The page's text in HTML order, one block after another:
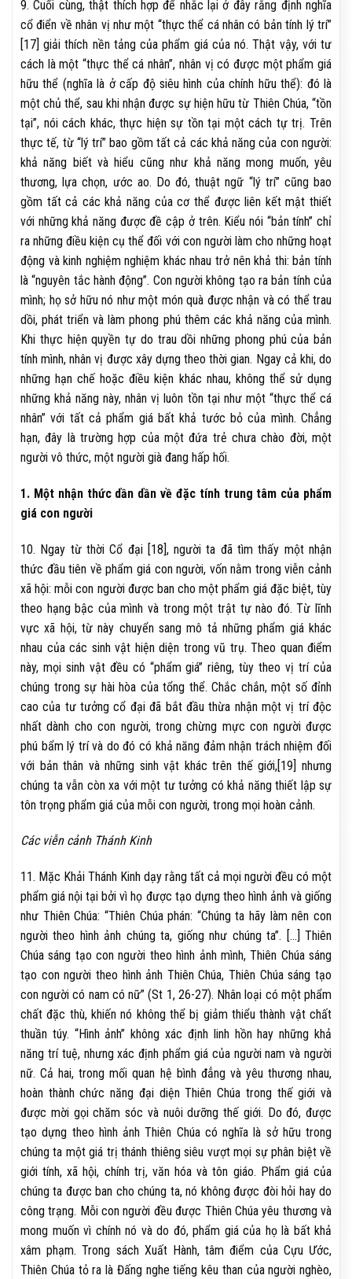
9. Cuối cùng, thật thích hợp để nhắc lại ở đây rằng định nghĩa
cổ điển về nhân vị như một “thực thể cá nhân có bản tính lý trí”
[17] giải thích nền tảng của phẩm giá của nó. Thật vậy, với tư
cách là một “thực thể cá nhân”, nhân vị có được một phẩm giá
hữu thể (nghĩa là ở cấp độ siêu hình của chính hữu thể): đó là
một chủ thể, sau khi nhận được sự hiện hữu từ Thiên Chúa, “tồn
tại”, nói cách khác, thực hiện sự tồn tại một cách tự trị. Trên
thực tế, từ “lý trí” bao gồm tất cả các khả năng của con người:
khả năng biết và hiểu cũng như khả năng mong muốn, yêu
thương, lựa chọn, ước ao. Do đó, thuật ngữ “lý trí” cũng bao
gồm tất cả các khả năng của cơ thể được liên kết mật thiết
với những khả năng được đề cập ở trên. Kiểu nói “bản tính” chỉ
ra những điều kiện cụ thể đối với con người làm cho những hoạt
động và kinh nghiệm nghiệm khác nhau trở nên khả thi: bản tính
là “nguyên tắc hành động”. Con người không tạo ra bản tính của
mình; họ sở hữu nó như một món quà được nhận và có thể trau
dồi, phát triển và làm phong phú thêm các khả năng của mình.
Khi thực hiện quyền tự do trau dồi những phong phú của bản
tính mình, nhân vị được xây dựng theo thời gian. Ngay cả khi, do
những hạn chế hoặc điều kiện khác nhau, không thể sử dụng
những khả năng này, nhân vị luôn tồn tại như một “thực thể cá
nhân” với tất cả phẩm giá bất khả tước bỏ của mình. Chẳng
hạn, đây là trường hợp của một đứa trẻ chưa chào đời, một
người vô thức, một người già đang hấp hối.
1. Một nhận thức dần dần về đặc tính trung tâm của phẩm
giá con người
10. Ngay từ thời Cổ đại [18], người ta đã tìm thấy một nhận
thức đầu tiên về phẩm giá con người, vốn nằm trong viễn cảnh
xã hội: mỗi con người được ban cho một phẩm giá đặc biệt, tùy
theo hạng bậc của mình và trong một trật tự nào đó. Từ lĩnh
vực xã hội, từ này chuyển sang mô tả những phẩm giá khác
nhau của các sinh vật hiện diện trong vũ trụ. Theo quan điểm
này, mọi sinh vật đều có “phẩm giá” riêng, tùy theo vị trí của
chúng trong sự hài hòa của tổng thể. Chắc chắn, một số đỉnh
cao của tư tưởng cổ đại đã bắt đầu thừa nhận một vị trí độc
nhất dành cho con người, trong chừng mực con người được
phú bẩm lý trí và do đó có khả năng đảm nhận trách nhiệm đối
với bản thân và những sinh vật khác trên thế giới,[19] nhưng
chúng ta vẫn còn xa với một tư tưởng có khả năng thiết lập sự
tôn trọng phẩm giá của mỗi con người, trong mọi hoàn cảnh.
Các viễn cảnh Thánh Kinh
11. Mặc Khải Thánh Kinh dạy rằng tất cả mọi người đều có một
phẩm giá nội tại bởi vì họ được tạo dựng theo hình ảnh và giống
như Thiên Chúa: “Thiên Chúa phán: “Chúng ta hãy làm nên con
người theo hình ảnh chúng ta, giống như chúng ta”. […] Thiên
Chúa sáng tạo con người theo hình ảnh mình, Thiên Chúa sáng
tạo con người theo hình ảnh Thiên Chúa, Thiên Chúa sáng tạo
con người có nam có nữ” (St 1, 26-27). Nhân loại có một phẩm
chất đặc thù, khiến nó không thể bị giảm thiểu thành vật chất
thuần túy. “Hình ảnh” không xác định linh hồn hay những khả
năng trí tuệ, nhưng xác định phẩm giá của người nam và người
nữ. Cả hai, trong mối quan hệ bình đẳng và yêu thương nhau,
hoàn thành chức năng đại diện Thiên Chúa trong thế giới và
được mời gọi chăm sóc và nuôi dưỡng thế giới. Do đó, được
tạo dựng theo hình ảnh Thiên Chúa có nghĩa là sở hữu trong
chúng ta một giá trị thánh thiêng siêu vượt mọi sự phân biệt về
giới tính, xã hội, chính trị, văn hóa và tôn giáo. Phẩm giá của
chúng ta được ban cho chúng ta, nó không được đòi hỏi hay do
công trạng. Mỗi con người đều được Thiên Chúa yêu thương và
mong muốn vì chính nó và do đó, phẩm giá của họ là bất khả
xâm phạm. Trong sách Xuất Hành, tâm điểm của Cựu Ước,
Thiên Chúa tỏ ra là Đấng nghe tiếng kêu than của người nghèo,